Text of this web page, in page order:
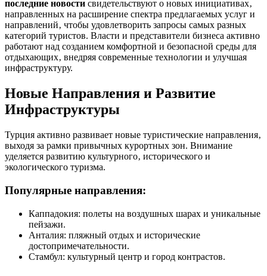
последние новости свидетельствуют о новых инициативах‚
направленных на расширение спектра предлагаемых услуг и
направлений‚ чтобы удовлетворить запросы самых разных
категорий туристов. Власти и представители бизнеса активно
работают над созданием комфортной и безопасной среды для
отдыхающих‚ внедряя современные технологии и улучшая
инфраструктуру.
Новые Направления и Развитие
Инфраструктуры
Турция активно развивает новые туристические направления‚
выходя за рамки привычных курортных зон. Внимание
уделяется развитию культурного‚ исторического и
экологического туризма.
Популярные направления:
Каппадокия: полеты на воздушных шарах и уникальные
пейзажи.
Анталия: пляжный отдых и исторические
достопримечательности.
Стамбул: культурный центр и город контрастов.